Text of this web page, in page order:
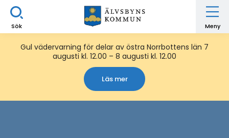
Sök Meny
Gul vädervarning för delar av östra Norrbottens län 7
augusti kl. 12.00 – 8 augusti kl. 12.00
Läs mer